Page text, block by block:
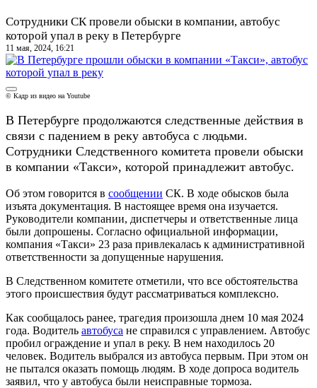
Сотрудники СК провели обыски в компании, автобус
которой упал в реку в Петербурге
11 мая, 2024, 16:21
© Кадр из видео на Youtube
В Петербурге продолжаются следственные действия в
связи с падением в реку автобуса с людьми.
Сотрудники Следственного комитета провели обыски
в компании «Такси», которой принадлежит автобус.
Об этом говорится в сообщении СК. В ходе обысков была
изъята документация. В настоящее время она изучается.
Руководители компании, диспетчеры и ответственные лица
были допрошены. Согласно официальной информации,
компания «Такси» 23 раза привлекалась к административной
ответственности за допущенные нарушения.
В Следственном комитете отметили, что все обстоятельства
этого происшествия будут рассматриваться комплексно.
Как сообщалось ранее, трагедия произошла днем 10 мая 2024
года. Водитель автобуса не справился с управлением. Автобус
пробил ограждение и упал в реку. В нем находилось 20
человек. Водитель выбрался из автобуса первым. При этом он
не пытался оказать помощь людям. В ходе допроса водитель
заявил, что у автобуса были неисправные тормоза.